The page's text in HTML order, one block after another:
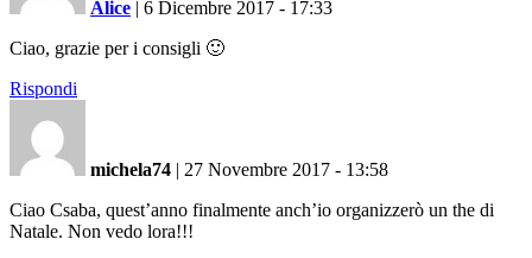
Alice | 6 Dicembre 2017 - 17:33
Ciao, grazie per i consigli 🙂
Rispondi
michela74 | 27 Novembre 2017 - 13:58
Ciao Csaba, quest’anno finalmente anch’io organizzerò un the di
Natale. Non vedo lora!!!